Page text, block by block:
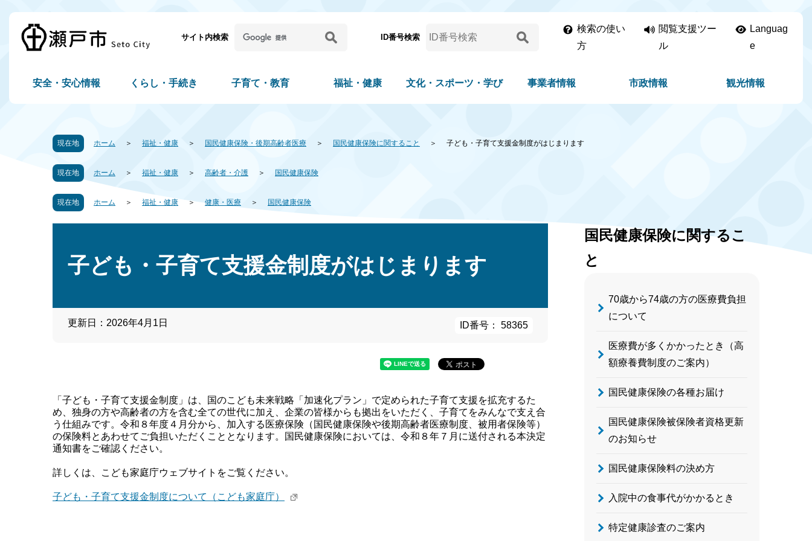
サイト内検索 ID番号検索
検索の使い
方
閲覧支援ツー
ル
Languag
e
安全・安心情報 くらし・手続き 子育て・教育 福祉・健康 文化・スポーツ・学び 事業者情報 市政情報 観光情報
現在地 ホーム 福祉・健康 国民健康保険・後期高齢者医療 国民健康保険に関すること 子ども・子育て支援金制度がはじまります
現在地 ホーム 福祉・健康 高齢者・介護 国民健康保険
現在地 ホーム 福祉・健康 健康・医療 国民健康保険
子ども・子育て支援金制度がはじまります
更新日：2026年4月1日 ID番号： 58365
「子ども・子育て支援金制度」は、国のこども未来戦略「加速化プラン」で定められた子育て支援を拡充するた
め、独身の方や高齢者の方を含む全ての世代に加え、企業の皆様からも拠出をいただく、子育てをみんなで支え合
う仕組みです。令和８年度４月分から、加入する医療保険（国民健康保険や後期高齢者医療制度、被用者保険等）
の保険料とあわせてご負担いただくこととなります。国民健康保険においては、令和８年７月に送付される本決定
通知書をご確認ください。
詳しくは、こども家庭庁ウェブサイトをご覧ください。
子ども・子育て支援金制度について（こども家庭庁）
国民健康保険に関するこ
と
70歳から74歳の方の医療費負担
について
医療費が多くかかったとき（高
額療養費制度のご案内）
国民健康保険の各種お届け
国民健康保険被保険者資格更新
のお知らせ
国民健康保険料の決め方
入院中の食事代がかかるとき
特定健康診査のご案内